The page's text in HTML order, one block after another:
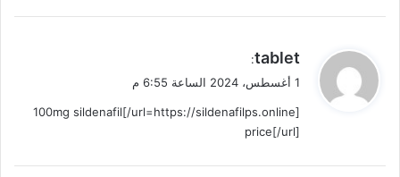
ي
ق
ل
tablet
:
1 أغسطس، 2024 الساعة 6:55 م
[url=https://sildenafilps.online/]100mg sildenafil
price[/url]